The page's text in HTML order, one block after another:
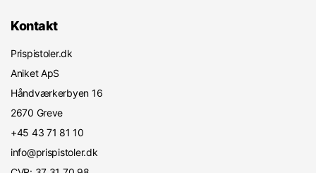
Kontakt
Prispistoler.dk
Aniket ApS
Håndværkerbyen 16
2670 Greve
+45 43 71 81 10
info@prispistoler.dk